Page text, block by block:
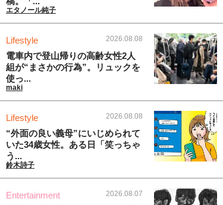
エタノール純子
Lifestyle 2026.08.08
電車内で登山帰りの高齢女性2人
組が“まさかの行為”。リュックを
使っ...
maki
Lifestyle 2026.08.08
“外面の良い義母”にいじめられて
いた34歳女性。ある日「笑っちゃ
う...
鈴木詩子
Entertainment 2026.08.07